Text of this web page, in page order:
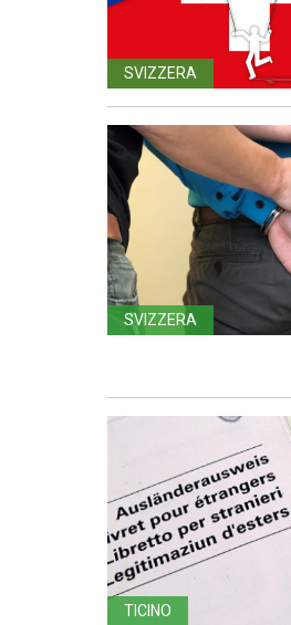
SVIZZERA
SVIZZERA
TICINO